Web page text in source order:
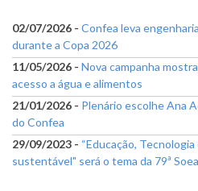
02/07/2026 - Confea leva
durante a Copa 2026
11/05/2026 - Nova campanha
acesso a água e alimentos
21/01/2026 - Plenário escolhe Ana
do Confea
29/09/2023 - “Educação,
sustentável" será o tema da 79ª Soea